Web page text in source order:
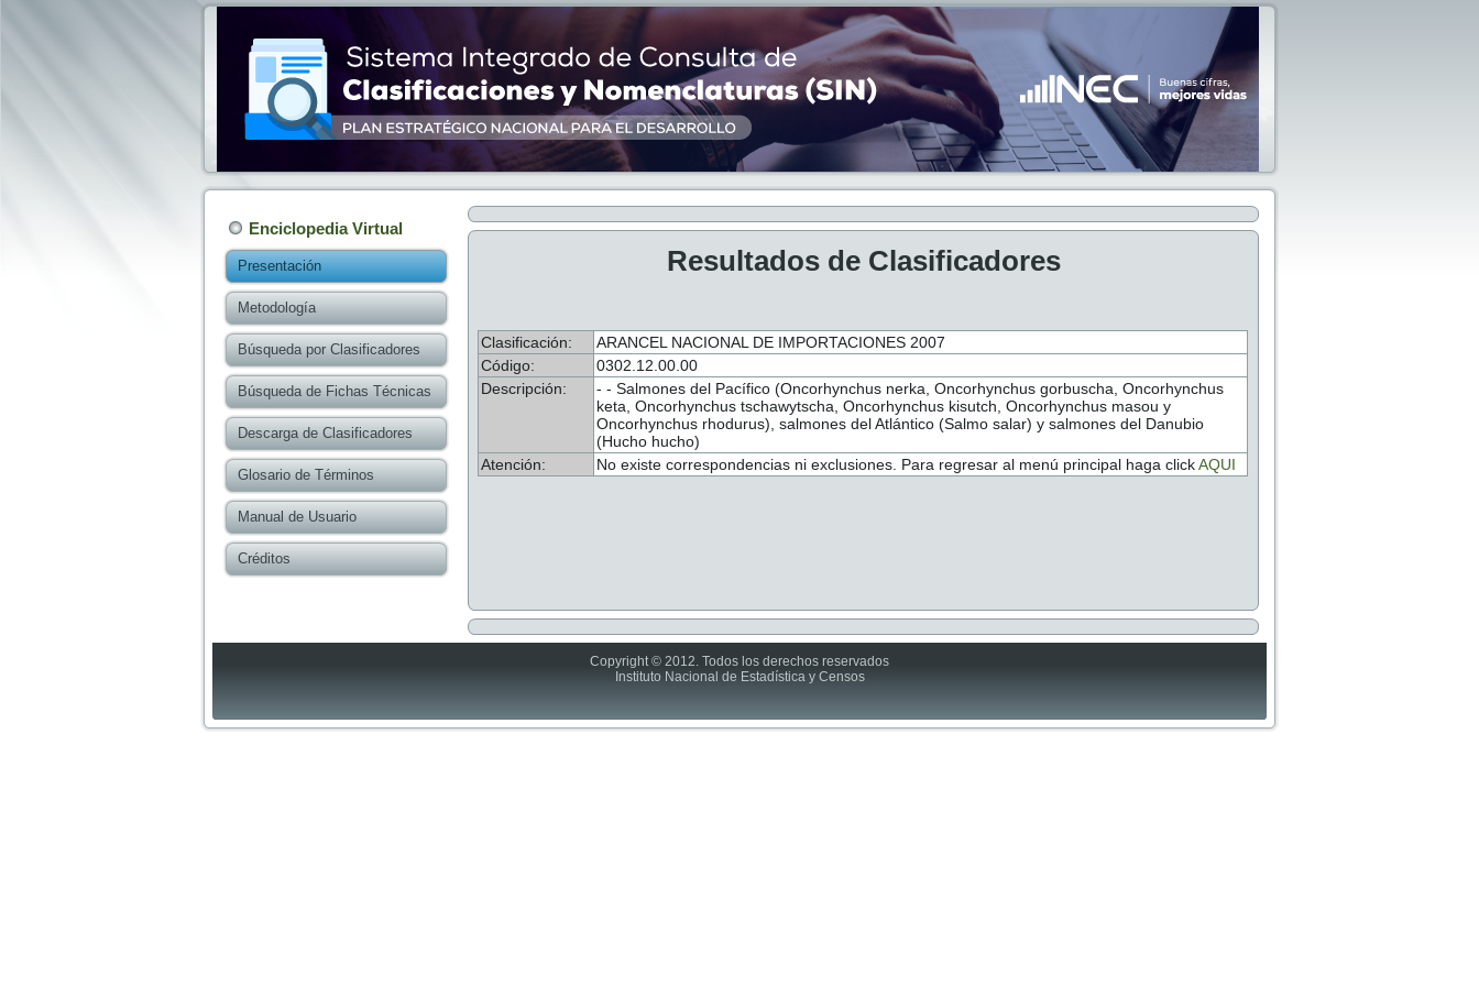
Enciclopedia Virtual
Presentación
Metodología
Búsqueda por Clasificadores
Búsqueda de Fichas Técnicas
Descarga de Clasificadores
Glosario de Términos
Manual de Usuario
Créditos
Resultados de Clasificadores
Clasificación:
ARANCEL NACIONAL DE IMPORTACIONES 2007
Código:
0302.12.00.00
Descripción:
- - Salmones del Pacífico (Oncorhynchus nerka, Oncorhynchus gorbuscha, Oncorhynchus
keta, Oncorhynchus tschawytscha, Oncorhynchus kisutch, Oncorhynchus masou y
Oncorhynchus rhodurus), salmones del Atlántico (Salmo salar) y salmones del Danubio
(Hucho hucho)
Atención:
No existe correspondencias ni exclusiones. Para regresar al menú principal haga clickAQUI
Copyright © 2012. Todos los derechos reservados
Instituto Nacional de Estadística y Censos